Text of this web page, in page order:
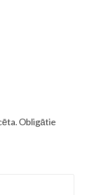
Obligātie